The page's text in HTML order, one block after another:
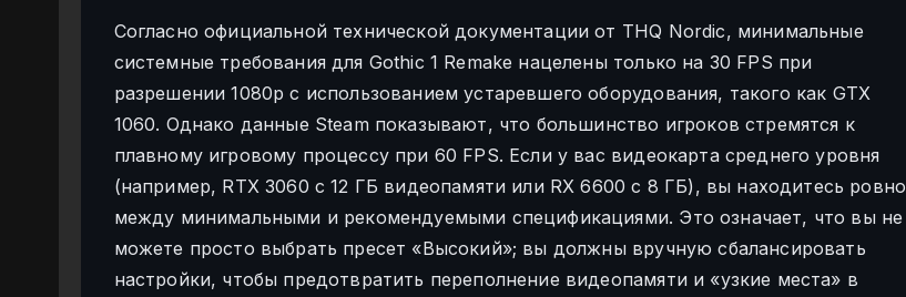
Согласно официальной технической документации от THQ Nordic, минимальные
системные требования для Gothic 1 Remake нацелены только на 30 FPS при
разрешении 1080p с использованием устаревшего оборудования, такого как GTX
1060. Однако данные Steam показывают, что большинство игроков стремятся к
плавному игровому процессу при 60 FPS. Если у вас видеокарта среднего уровня
(например, RTX 3060 с 12 ГБ видеопамяти или RX 6600 с 8 ГБ), вы находитесь ровно
между минимальными и рекомендуемыми спецификациями. Это означает, что вы не
можете просто выбрать пресет «Высокий»; вы должны вручную сбалансировать
настройки, чтобы предотвратить переполнение видеопамяти и «узкие места» в